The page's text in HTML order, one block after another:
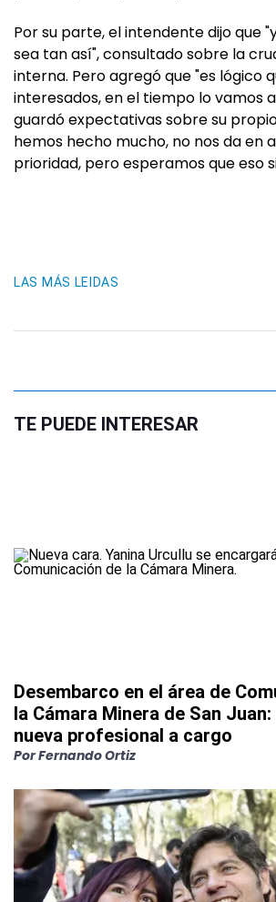
Por su parte, el intendente dijo que
sea tan así", consultado sobre la
interna. Pero agregó que "es lógico
interesados, en el tiempo lo vamos
guardó expectativas sobre su
hemos hecho mucho, no nos da en
prioridad, pero esperamos que eso
LAS MÁS LEIDAS
TE PUEDE INTERESAR
Desembarco en el área de
la Cámara Minera de San
nueva profesional a cargo
PorFernando Ortiz